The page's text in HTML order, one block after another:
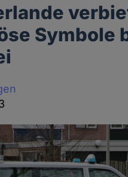
Symbole